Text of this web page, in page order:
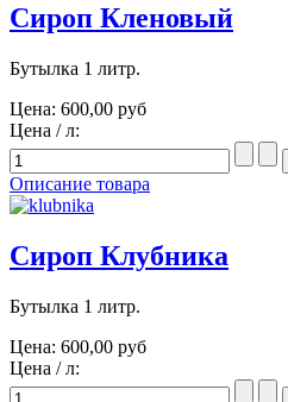
Сироп Кленовый
Бутылка 1 литр.
Цена: 600,00 руб
Цена / л:
Описание товара
Сироп Клубника
Бутылка 1 литр.
Цена: 600,00 руб
Цена / л: